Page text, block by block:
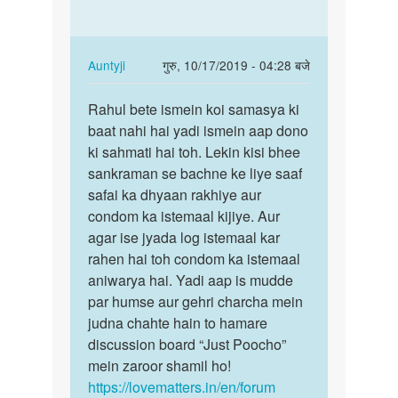
ka
hu
mera
by
Anonymous
Auntyji
गुरु, 10/17/2019 - 04:28 बजे
In
reply
to
Meri
gf
meri
gand
marti
hai…
by
Rahul
Rahul
bete
ismein
koi…
Rahul bete ismein koi samasya ki
baat nahi hai yadi ismein aap dono
ki sahmati hai toh. Lekin kisi bhee
sankraman se bachne ke liye saaf
safai ka dhyaan rakhiye aur
condom ka istemaal kijiye. Aur
agar ise jyada log istemaal kar
rahen hai toh condom ka istemaal
aniwarya hai. Yadi aap is mudde
par humse aur gehri charcha mein
judna chahte hain to hamare
discussion board “Just Poocho”
mein zaroor shamil ho!
https://lovematters.in/en/forum